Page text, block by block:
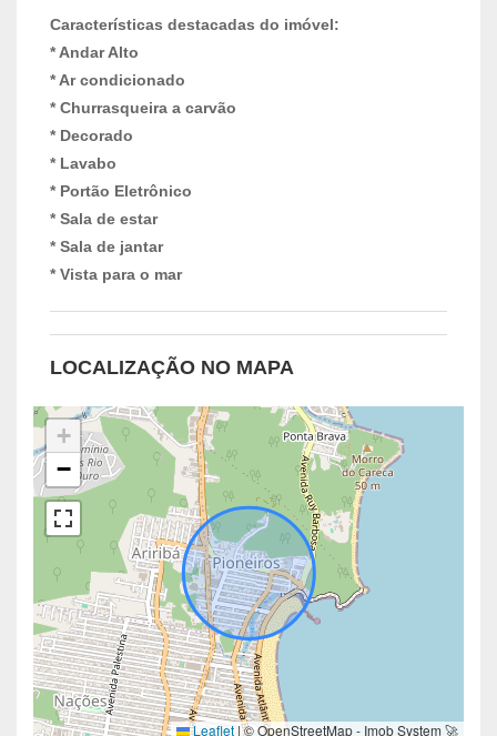
Características destacadas do imóvel:
* Andar Alto
* Ar condicionado
* Churrasqueira a carvão
* Decorado
* Lavabo
* Portão Eletrônico
* Sala de estar
* Sala de jantar
* Vista para o mar
LOCALIZAÇÃO NO MAPA
+
−
Leaflet |© OpenStreetMap - Imob System 🚀